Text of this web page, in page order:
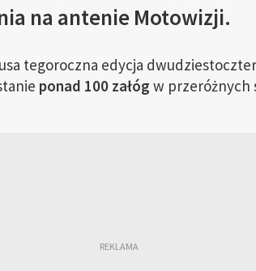
na antenie Motowizji.
tegoroczna edycja
ponad 100 załóg w przeróżnych